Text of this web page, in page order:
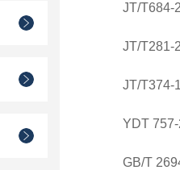
JT/T684-
JT/T281-
JT/T374-
YDT
GB/T